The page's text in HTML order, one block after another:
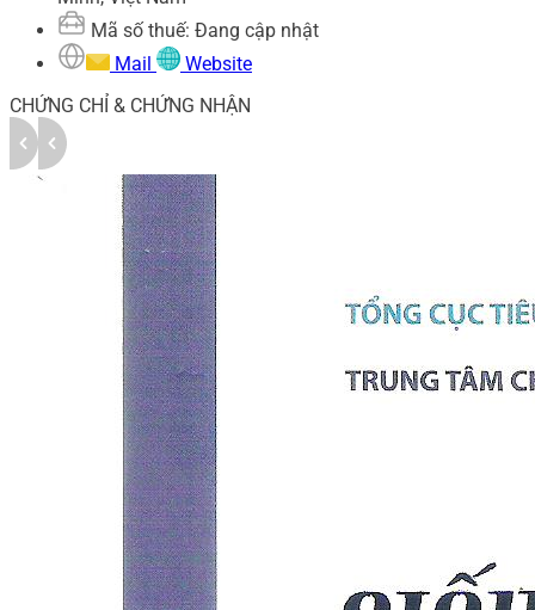
Mã số thuế: Đang cập nhật
Mail
Website
CHỨNG CHỈ & CHỨNG NHẬN